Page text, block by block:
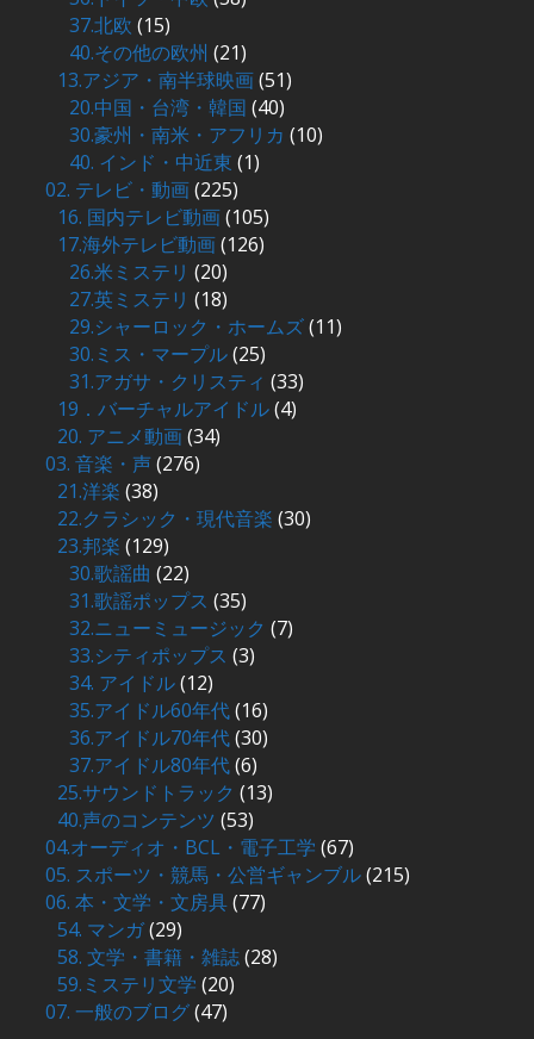
37.北欧 (15)
40.その他の欧州 (21)
13.アジア・南半球映画(51)
20.中国・台湾・韓国 (40)
30.豪州・南米・アフリカ (10)
40. インド・中近東 (1)
02. テレビ・動画(225)
16. 国内テレビ動画(105)
17.海外テレビ動画(126)
26.米ミステリ (20)
27.英ミステリ (18)
29.シャーロック・ホームズ(11)
30.ミス・マープル(25)
31.アガサ・クリスティ (33)
19．バーチャルアイドル(4)
20. アニメ動画(34)
03. 音楽・声(276)
21.洋楽 (38)
22.クラシック・現代音楽 (30)
23.邦楽 (129)
30.歌謡曲 (22)
31.歌謡ポップス (35)
32.ニューミュージック (7)
33.シティポップス (3)
34. アイドル(12)
35.アイドル60年代(16)
36.アイドル70年代(30)
37.アイドル80年代(6)
25.サウンドトラック (13)
40.声のコンテンツ (53)
04.オーディオ・BCL・電子工学 (67)
05. スポーツ・競馬・公営ギャンブル(215)
06. 本・文学・文房具(77)
54. マンガ(29)
58. 文学・書籍・雑誌(28)
59.ミステリ文学 (20)
07. 一般のブログ(47)